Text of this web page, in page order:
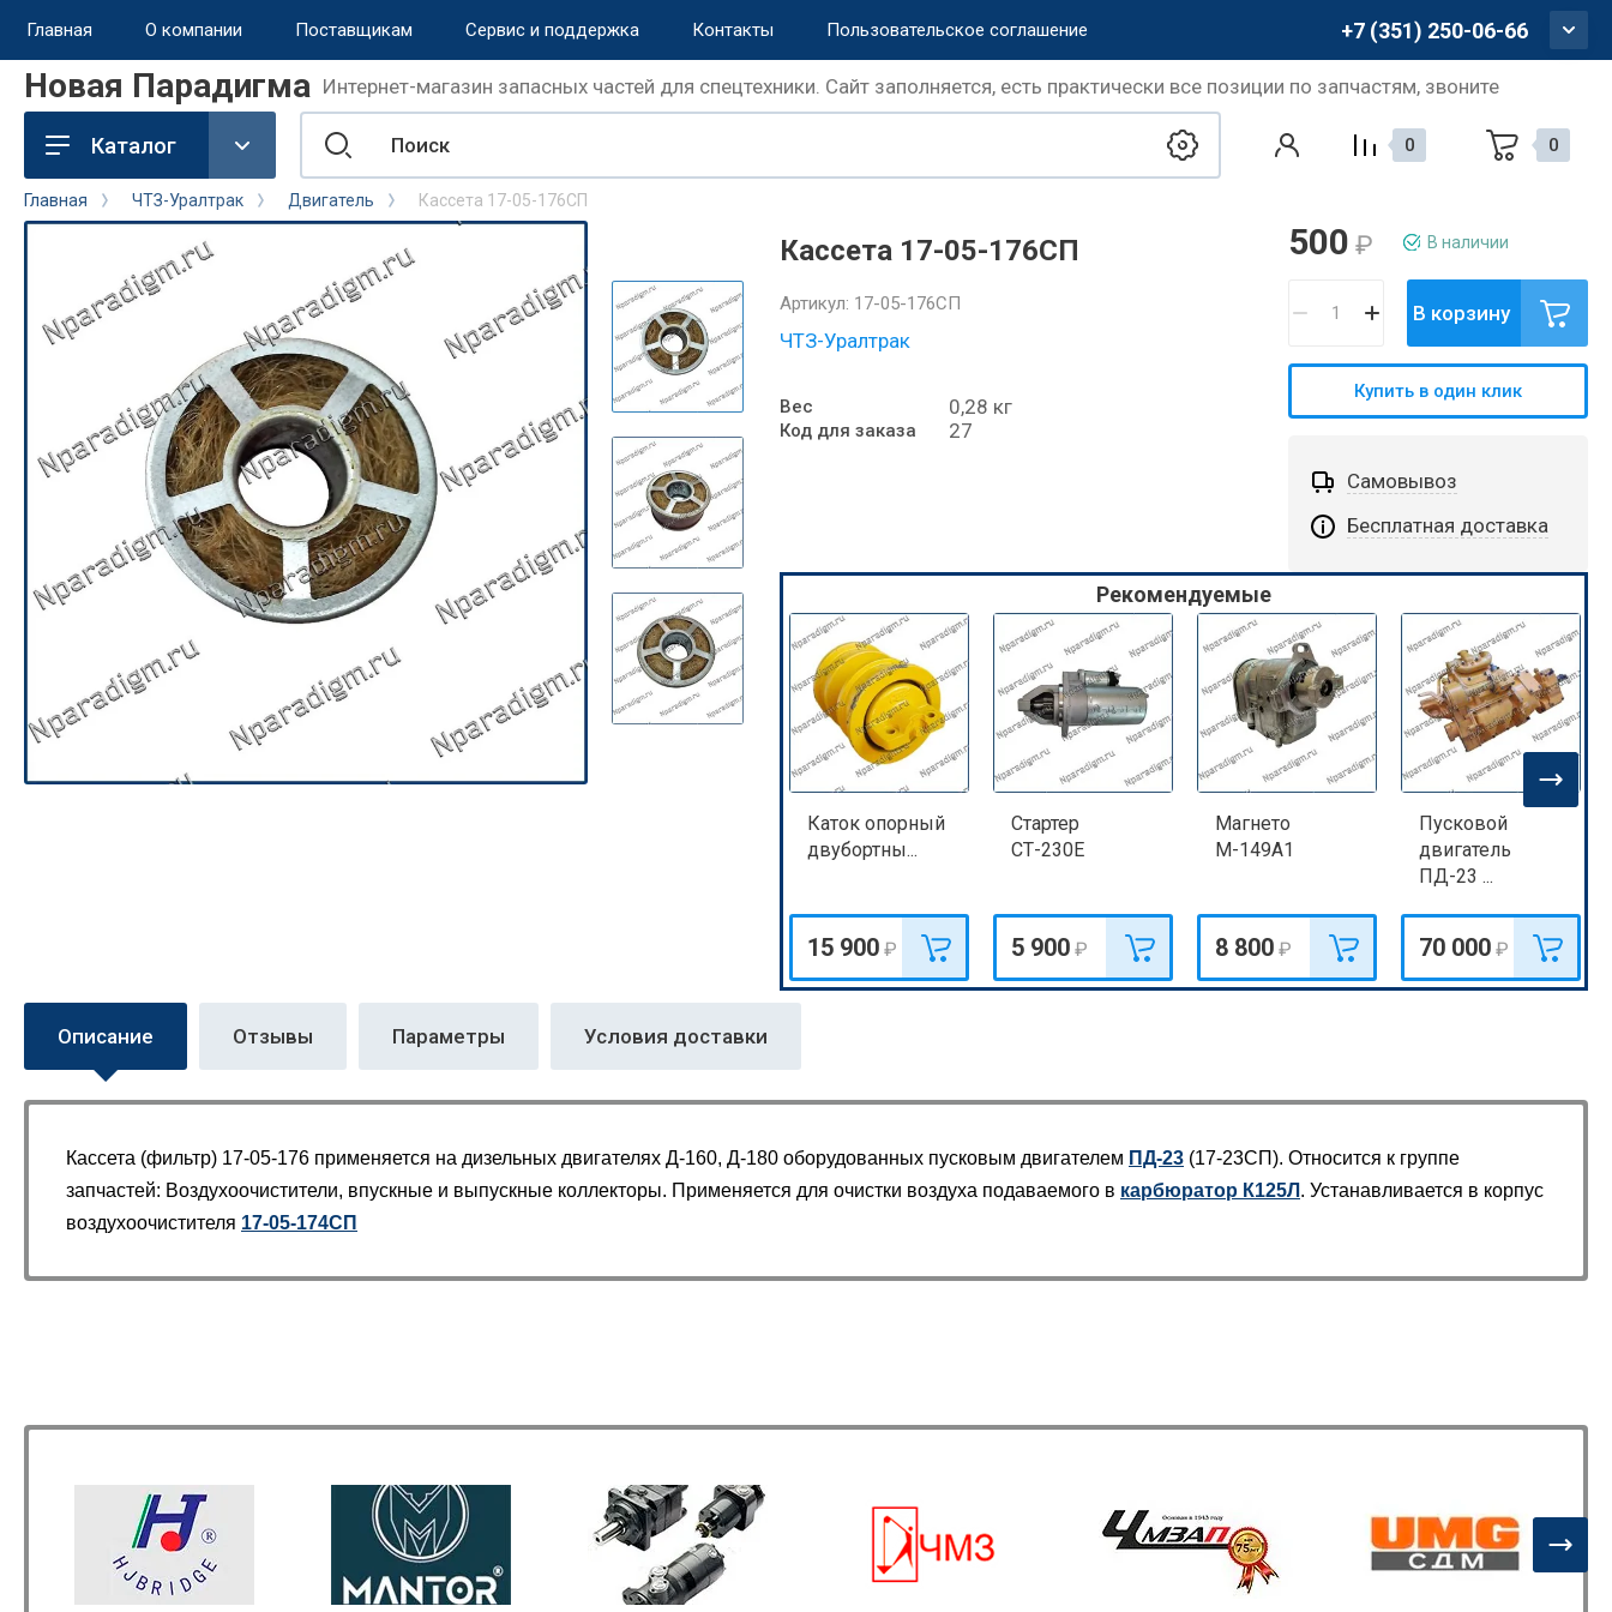
Сервис и поддержка
Доставка
Способы оплаты
Главная О компании Поставщикам Сервис и поддержка Контакты Пользовательское соглашение +7 (351) 250-06-66
Новая Парадигма Интернет-магазин запасных частей для спецтехники. Сайт заполняется, есть практически все позиции по запчастям, звоните
Каталог 0 0
Главная ЧТЗ-Уралтрак Двигатель Кассета 17-05-176СП
Кассета 17-05-176СП
Артикул: 17-05-176СП
ЧТЗ-Уралтрак
Вес 0,28 кг
Код для заказа 27
500 ₽ В наличии
В корзину
Купить в один клик
Самовывоз
Бесплатная доставка
Рекомендуемые
Каток опорный
двубортны...
15 900 ₽
Стартер
СТ-230Е
5 900 ₽
Магнето
М-149А1
8 800 ₽
Пусковой
двигатель
ПД-23 ...
70 000 ₽
Описание Отзывы Параметры Условия доставки
Кассета (фильтр) 17-05-176 применяется на дизельных двигателях Д-160, Д-180 оборудованных пусковым двигателем ПД-23 (17-23СП). Относится к группе
запчастей: Воздухоочистители, впускные и выпускные коллекторы. Применяется для очистки воздуха подаваемого в карбюратор К125Л . Устанавливается в корпус
воздухоочистителя 17-05-174СП